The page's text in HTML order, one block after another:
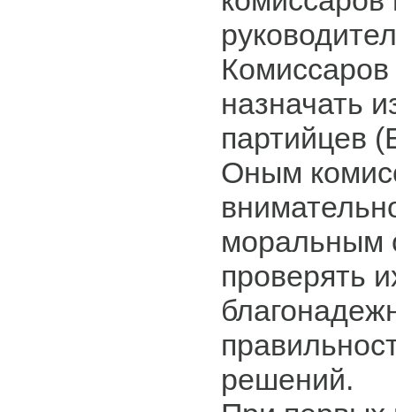
назначать
партийцев
Оным
моральным
проверять
решений.